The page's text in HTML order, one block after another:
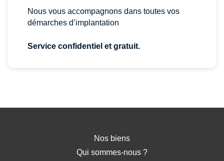
Nous vous accompagnons dans toutes vos
démarches d’implantation
Service confidentiel et gratuit.
Nos biens
Qui sommes-nous ?